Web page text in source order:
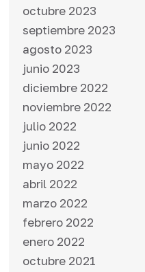
octubre 2023
septiembre 2023
agosto 2023
junio 2023
diciembre 2022
noviembre 2022
julio 2022
junio 2022
mayo 2022
abril 2022
marzo 2022
febrero 2022
enero 2022
octubre 2021